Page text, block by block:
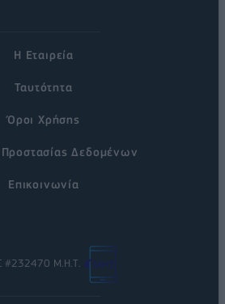
Η Εταιρεία
Ταυτότητα
Όροι Χρήσης
Προστασίας Δεδομένων
Επικοινωνία
#232470 Μ.Η.Τ.